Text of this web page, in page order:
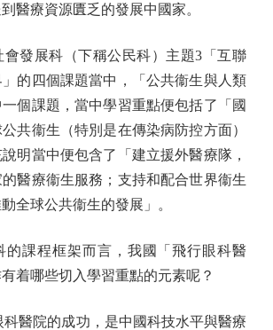
醫療資源匱乏的發展中國家。
展科（下稱公民科）主題3「互聯
的四個課題當中，「公共衞生與人類
個課題，當中學習重點便包括了「國
共衞生（特別是在傳染病防控方面）
明當中便包含了「建立援外醫療隊，
醫療衞生服務；支持和配合世界衞生
全球公共衞生的發展」。
課程框架而言，我國「飛行眼科醫
着哪些切入學習重點的元素呢？
醫院的成功，是中國科技水平與醫療